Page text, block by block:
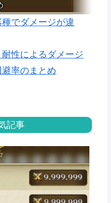
でダメージが違
性によるダメージ
率のまとめ
記事